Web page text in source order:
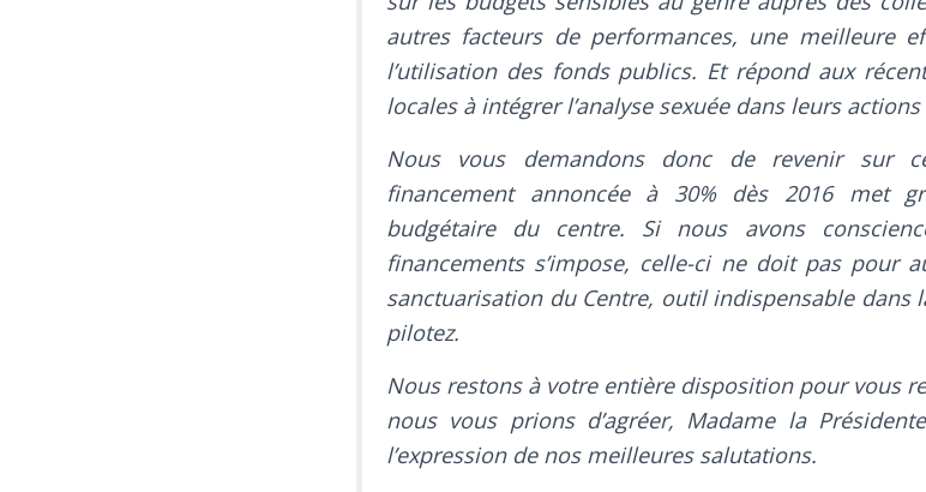
autres facteurs de performances, une meilleure
l’utilisation des fonds publics. Et répond aux
locales à intégrer l’analyse sexuée dans leurs
Nous vous demandons donc de revenir sur
financement annoncée à 30% dès 2016 met
budgétaire du centre. Si nous avons
financements s’impose, celle-ci ne doit pas pour
sanctuarisation du Centre, outil indispensable dans
pilotez.
Nous restons à votre entière disposition pour vous
nous vous prions d’agréer, Madame la
l’expression de nos meilleures salutations.